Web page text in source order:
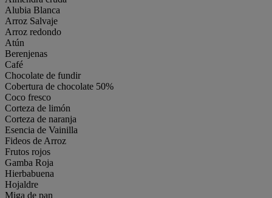
Alubia Blanca
Arroz Salvaje
Arroz redondo
Atún
Berenjenas
Café
Chocolate de fundir
Cobertura de chocolate 50%
Coco fresco
Corteza de limón
Corteza de naranja
Esencia de Vainilla
Fideos de Arroz
Frutos rojos
Gamba Roja
Hierbabuena
Hojaldre
Miga de pan